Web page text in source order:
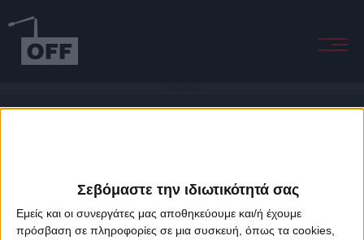
Σεβόμαστε την ιδιωτικότητά σας
Εμείς και οι συνεργάτες μας αποθηκεύουμε και/ή έχουμε
πρόσβαση σε πληροφορίες σε μια συσκευή, όπως τα cookies,